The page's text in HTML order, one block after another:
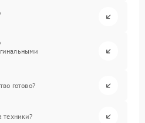
готово?
техники?